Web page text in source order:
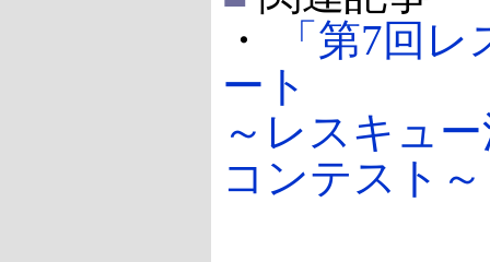
・
「第7回
ート
～レスキュ
コンテスト